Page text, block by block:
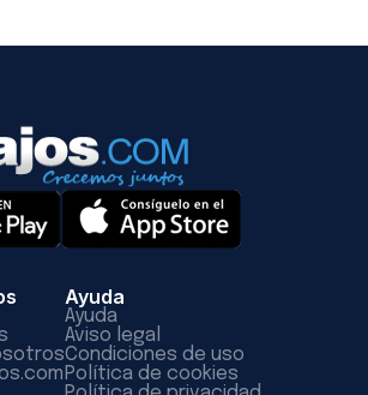
Ayuda
Ayuda
Aviso legal
Condiciones de uso
Política de cookies